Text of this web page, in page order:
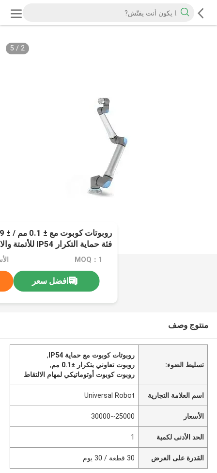
2
/
5
فئة حماية التكرار IP54 للأتمتة والالتقاط
MOQ：1
افضل سعر
منتوج وصف
تسليط الضوء:
روبوتات كوبوت مع حماية IP54
,
روبوت تعاوني بتكرار ±0.1 مم
,
روبوت كوبوت أوتوماتيكي لمهام الالتقاط
اسم العلامة التجارية Universal Robot
الأسعار 25000~30000
الحد الأدنى لكمية 1
القدرة على العرض 30 قطعة / 30 يوم